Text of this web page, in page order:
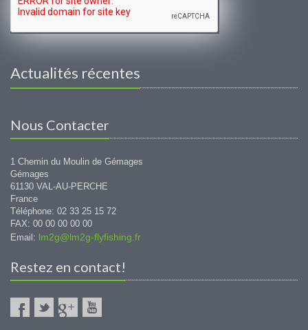
Actualités récentes
Nous Contacter
1 Chemin du Moulin de Gémages
Gémages
61130 VAL-AU-PERCHE
France
Téléphone: 02 33 25 15 72
FAX: 00 00 00 00 00
Email: lm2g@lm2g-flyfishing.fr
Restez en contact!